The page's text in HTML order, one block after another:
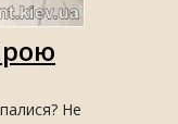
Не